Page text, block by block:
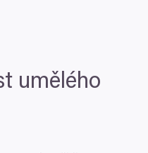
umělého